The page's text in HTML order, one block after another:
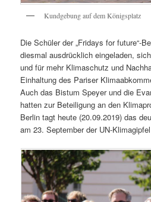
Kundgebung auf dem Königsplatz
Die Schüler der „Fridays for future“-
diesmal ausdrücklich eingeladen,
und für mehr Klimaschutz und
Einhaltung des Pariser
Auch das Bistum Speyer und die
hatten zur Beteiligung an den
Berlin tagt heute (20.09.2019) das
am 23. September der UN-